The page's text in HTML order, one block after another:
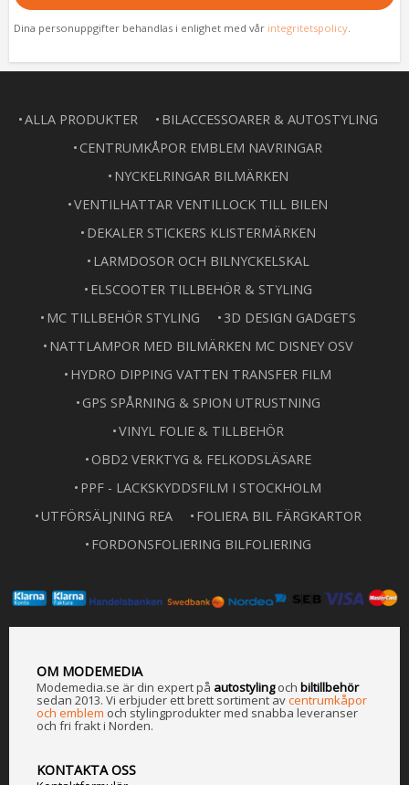
Dina personuppgifter behandlas i enlighet med vår integritetspolicy
ALLA PRODUKTER
BILACCESSOARER & AUTOSTYLING
CENTRUMKÅPOR EMBLEM NAVRINGAR
NYCKELRINGAR BILMÄRKEN
VENTILHATTAR VENTILLOCK TILL BILEN
DEKALER STICKERS KLISTERMÄRKEN
LARMDOSOR OCH BILNYCKELSKAL
ELSCOOTER TILLBEHÖR & STYLING
MC TILLBEHÖR STYLING
3D DESIGN GADGETS
NATTLAMPOR MED BILMÄRKEN MC DISNEY OSV
HYDRO DIPPING VATTEN TRANSFER FILM
GPS SPÅRNING & SPION UTRUSTNING
VINYL FOLIE & TILLBEHÖR
OBD2 VERKTYG & FELKODSLÄSARE
PPF - LACKSKYDDSFILM I STOCKHOLM
UTFÖRSÄLJNING REA
FOLIERA BIL FÄRGKARTOR
FORDONSFOLIERING BILFOLIERING
OM MODEMEDIA
Modemedia.se är din expert på autostylingoch biltillbehör
sedan 2013. Vi erbjuder ett brett sortiment avcentrumkåpor
och emblem och stylingprodukter med snabba leveranser
och fri frakt i Norden.
KONTAKTA OSS